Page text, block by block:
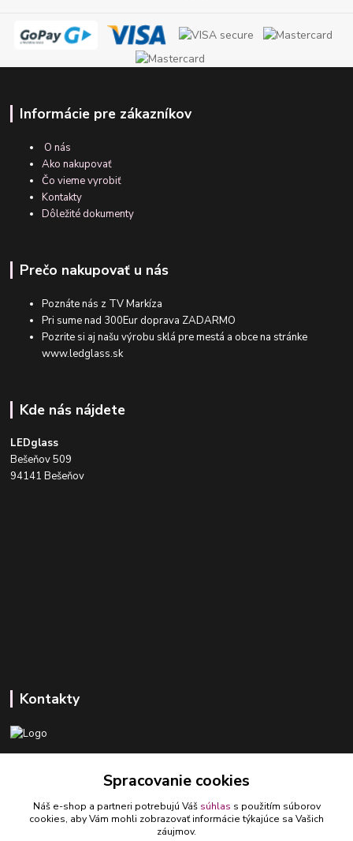
Informácie pre zákazníkov
O nás
Ako nakupovať
Čo vieme vyrobiť
Kontakty
Dôležité dokumenty
Prečo nakupovať u nás
Poznáte nás z TV Markíza
Pri sume nad 300Eur doprava ZADARMO
Pozrite si aj našu výrobu sklá pre mestá a obce na stránke
www.ledglass.sk
Kde nás nájdete
LEDglass
Bešeňov 509
94141 Bešeňov
Kontakty
ledlumar@ledlumar.sk
Spracovanie cookies
Náš e-shop a partneri potrebujú Váš súhlas s použitím súborov
cookies, aby Vám mohli zobrazovať informácie týkajúce sa Vašich
záujmov.